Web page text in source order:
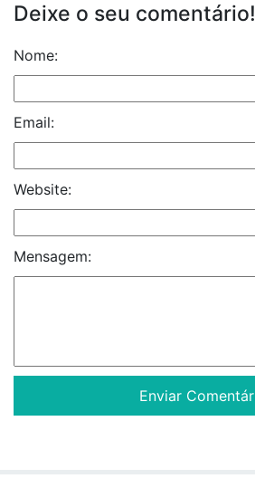
Deixe o seu comentário!
Nome:
Email:
Website:
Mensagem: